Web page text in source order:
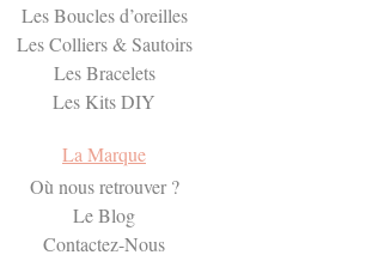
Les Boucles d’oreilles
Les Colliers & Sautoirs
Les Bracelets
Les Kits DIY
La Marque
Où nous retrouver ?
Le Blog
Contactez-Nous